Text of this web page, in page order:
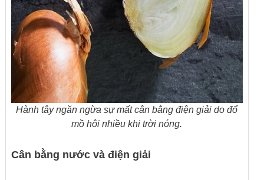
Hành tây ngăn ngừa sự mất cân bằng điện giải do đổ
mồ hôi nhiều khi trời nóng.
Cân bằng nước và điện giải